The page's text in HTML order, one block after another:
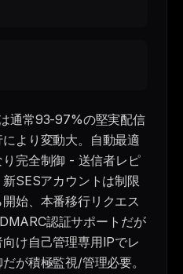
通常93-97%の堅実配信
より変動大。自動最適
完全制御 - 送信者レピ
SESアカウントは制限
始、本番移行リクエス
認証サポートだが
け自己管理専用IPでレ
が積極監視/管理必要。